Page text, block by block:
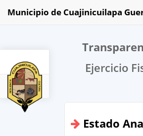
2019
Municipio de Cuajinicuilapa
Ejercicio
Estado